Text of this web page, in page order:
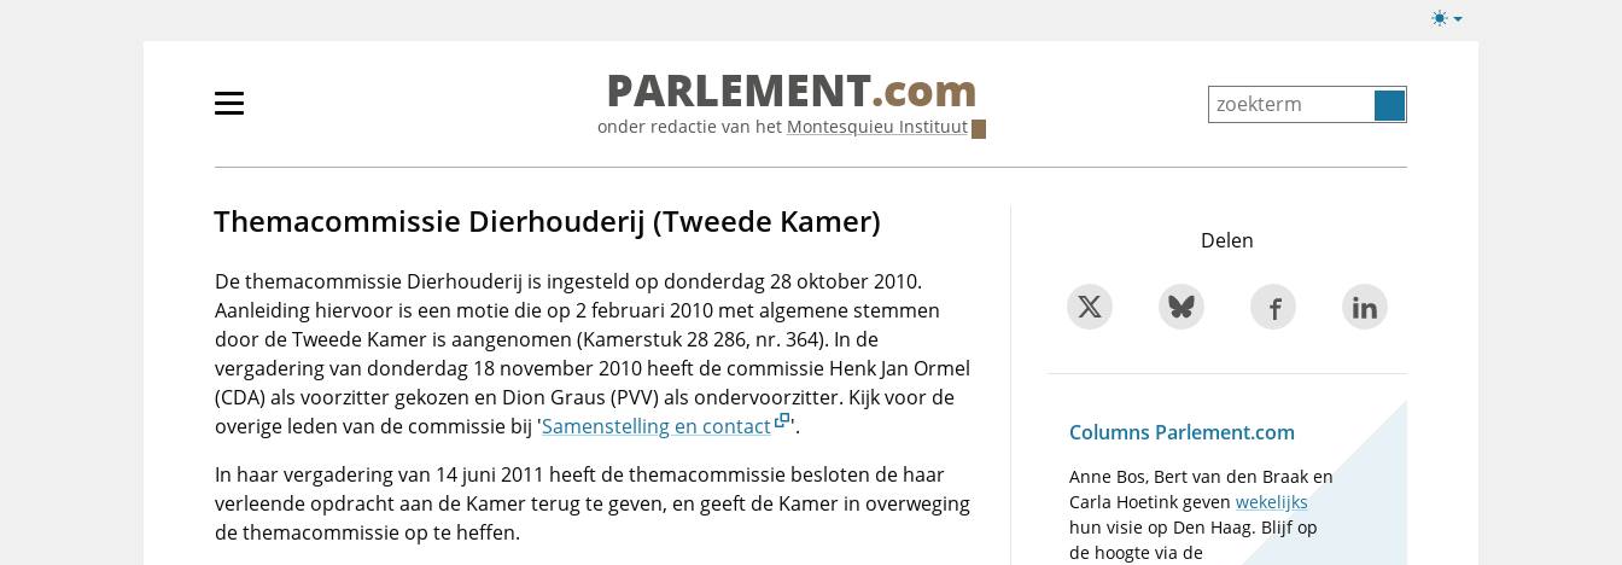
Lichte/donkere
Primair
tonen/verbergen
PARLEMENT.com
onder redactie van het Montesquieu Instituut
Themacommissie Dierhouderij (Tweede Kamer)
De themacommissie Dierhouderij is ingesteld op donderdag 28 oktober 2010.
Aanleiding hiervoor is een motie die op 2 februari 2010 met algemene stemmen
door de Tweede Kamer is aangenomen (Kamerstuk 28 286, nr. 364). In de
vergadering van donderdag 18 november 2010 heeft de commissie Henk Jan Ormel
(CDA) als voorzitter gekozen en Dion Graus (PVV) als ondervoorzitter. Kijk voor de
overige leden van de commissie bij 'Samenstelling en contact
'.
In haar vergadering van 14 juni 2011 heeft de themacommissie besloten de haar
verleende opdracht aan de Kamer terug te geven, en geeft de Kamer in overweging
de themacommissie op te heffen.
Delen
Columns Parlement.com
Anne Bos, Bert van den Braak en
Carla Hoetink gevenwekelijks
hun visie op Den Haag. Blijf op
de hoogte via de